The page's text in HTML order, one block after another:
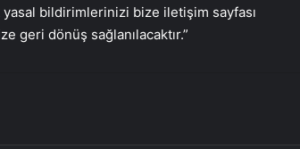
bildirimlerinizi bize iletişim sayfası
geri dönüş sağlanılacaktır.”
Nişantaşı Üniversitesi’nden 2026 YKS
Adaylarına Çifte Güvence: Sabit